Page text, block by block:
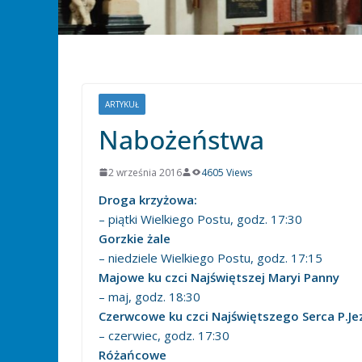
ARTYKUŁ
Nabożeństwa
2 września 2016 4605 Views
Droga krzyżowa:
– piątki Wielkiego Postu, godz. 17:30
Gorzkie żale
– niedziele Wielkiego Postu, godz. 17:15
Majowe ku czci Najświętszej Maryi Panny
– maj, godz. 18:30
Czerwcowe ku czci Najświętszego Serca
– czerwiec, godz. 17:30
Różańcowe